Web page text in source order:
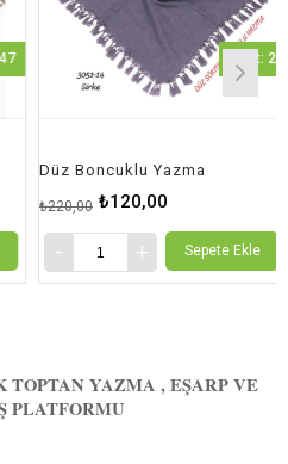
Düz Boncuklu Yazma
₺120,00
₺220,00
Adet: 2
Sepete Ekle
YAZMA , EŞARP VE
PLATFORMU